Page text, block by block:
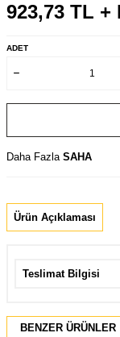
923,73 TL +
ADET
Daha Fazla SAHA
Ürün Açıklaması
Teslimat Bilgisi
BENZER ÜRÜNLER